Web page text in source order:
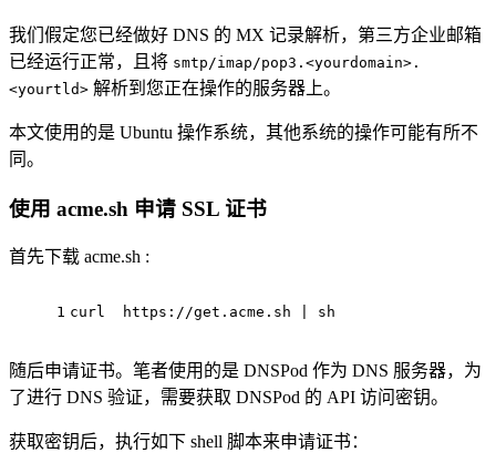
我们假定您已经做好 DNS 的 MX 记录解析，第三方企业邮箱
已经运行正常，且将 smtp/imap/pop3.<yourdomain>.
<yourtld> 解析到您正在操作的服务器上。
本文使用的是 Ubuntu 操作系统，其他系统的操作可能有所不
同。
使用 acme.sh 申请 SSL 证书
首先下载 acme.sh :
1 curl  https://get.acme.sh | sh
随后申请证书。笔者使用的是 DNSPod 作为 DNS 服务器，为
了进行 DNS 验证，需要获取 DNSPod 的 API 访问密钥。
获取密钥后，执行如下 shell 脚本来申请证书：